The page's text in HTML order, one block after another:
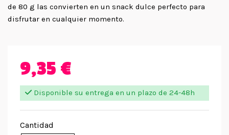
de 80 g las convierten en un snack dulce perfecto para
disfrutar en cualquier momento.
9,35 €
Disponible su entrega en un plazo de 24-48h
Cantidad